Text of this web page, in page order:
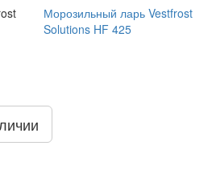
Морозильный ларь Vestfrost
Solutions HF 425